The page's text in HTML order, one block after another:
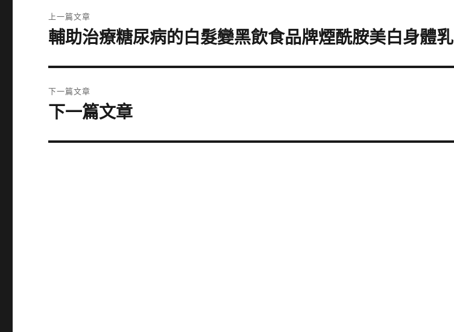
章
上一篇文章
上
篇
文
章:
輔助治療糖尿病的白髮變黑飲食品牌煙酰胺美白身體乳
下一篇文章
下
篇
下一篇文章